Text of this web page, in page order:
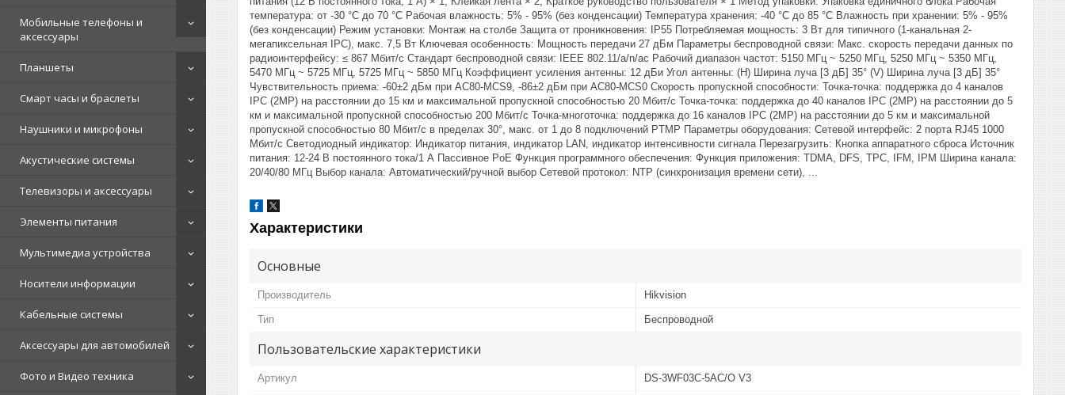
Мобильные телефоны и
аксессуары
Планшеты
Смарт часы и браслеты
Наушники и микрофоны
Акустические системы
Телевизоры и аксессуары
Элементы питания
Мультимедиа устройства
Носители информации
Кабельные системы
Аксессуары для автомобилей
Фото и Видео техника
температура: от -30 °C до 70 °C Рабочая влажность: 5% - 95% (без конденсации) Температура хранения: -40 °C до 85 °C Влажность при хранении: 5% - 95%
(без конденсации) Режим установки: Монтаж на столбе Защита от проникновения: IP55 Потребляемая мощность: 3 Вт для типичного (1-канальная 2-
мегапиксельная IPC), макс. 7,5 Вт Ключевая особенность: Мощность передачи 27 дБм Параметры беспроводной связи: Макс. скорость передачи данных по
радиоинтерфейсу: ≤ 867 Мбит/с Стандарт беспроводной связи: IEEE 802.11/a/n/ac Рабочий диапазон частот: 5150 МГц ~ 5250 МГц, 5250 МГц ~ 5350 МГц,
5470 МГц ~ 5725 МГц, 5725 МГц ~ 5850 МГц Коэффициент усиления антенны: 12 дБи Угол антенны: (H) Ширина луча [3 дБ] 35° (V) Ширина луча [3 дБ] 35°
Чувствительность приема: -60±2 дБм при AC80-MCS9, -86±2 дБм при AC80-MCS0 Скорость пропускной способности: Точка-точка: поддержка до 4 каналов
IPC (2MP) на расстоянии до 15 км и максимальной пропускной способностью 20 Мбит/с Точка-точка: поддержка до 40 каналов IPC (2MP) на расстоянии до 5
км и максимальной пропускной способностью 200 Мбит/с Точка-многоточка: поддержка до 16 каналов IPC (2MP) на расстоянии до 5 км и максимальной
пропускной способностью 80 Мбит/с в пределах 30°, макс. от 1 до 8 подключений PTMP Параметры оборудования: Сетевой интерфейс: 2 порта RJ45 1000
Мбит/с Светодиодный индикатор: Индикатор питания, индикатор LAN, индикатор интенсивности сигнала Перезагрузить: Кнопка аппаратного сброса Источник
питания: 12-24 В постоянного тока/1 А Пассивное PoE Функция программного обеспечения: Функция приложения: TDMA, DFS, TPC, IFM, IPM Ширина канала:
20/40/80 МГц Выбор канала: Автоматический/ручной выбор Сетевой протокол: NTP (синхронизация времени сети), ...
Характеристики
Основные
Производитель Hikvision
Тип Беспроводной
Пользовательские характеристики
Артикул DS-3WF03C-5AC/O V3